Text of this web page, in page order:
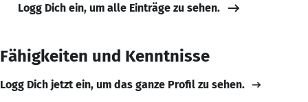
Logg Dich ein, um alle Einträge zu sehen.
Fähigkeiten und Kenntnisse
Logg Dich jetzt ein, um das ganze Profil zu sehen.